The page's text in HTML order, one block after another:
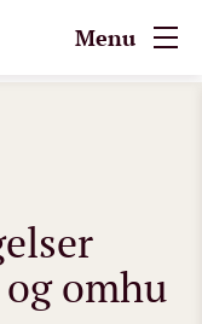
Menu
omhu